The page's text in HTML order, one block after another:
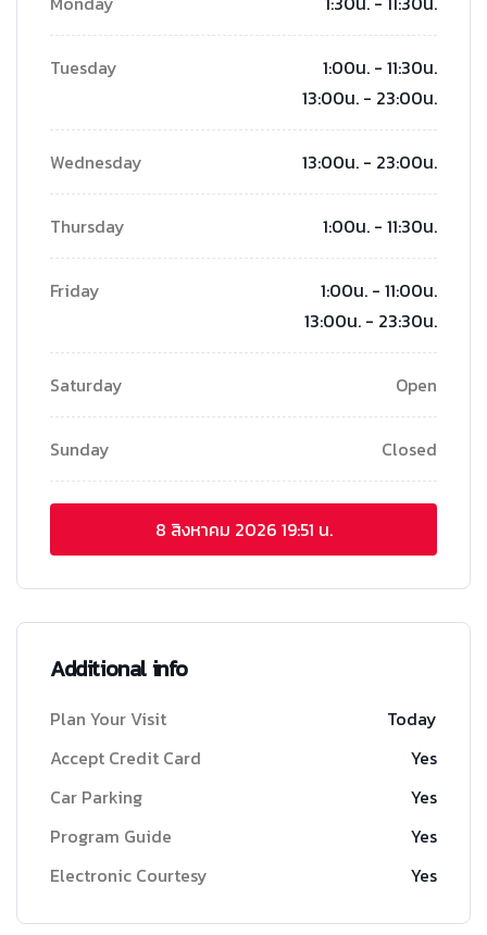
Tuesday
1:00น. - 11:30น.
13:00น. - 23:00น.
Wednesday 13:00น. - 23:00น.
Thursday 1:00น. - 11:30น.
Friday
1:00น. - 11:00น.
13:00น. - 23:30น.
Saturday Open
Sunday Closed
8 สิงหาคม 2026 19:51 น.
Additional info
Plan Your Visit
Today
Accept Credit Card
Yes
Car Parking
Yes
Program Guide
Yes
Electronic Courtesy
Yes